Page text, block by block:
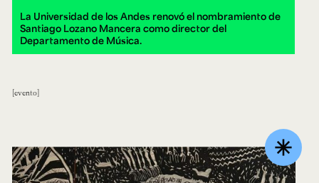
La Universidad de los Andes renovó el nombramiento de
Santiago Lozano Mancera como director del
Departamento de Música.
evento
asterisk